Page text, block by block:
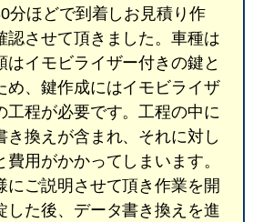
分ほどで到着しお見積り作
認させて頂きました。車種は
はイモビライザー付きの鍵と
め、鍵作成にはイモビライザ
工程が必要です。工程の中に
き換えが含まれ、それに対し
用がかかってしまいます。
にご説明させて頂き作業を開
した後、データ書き換えを進